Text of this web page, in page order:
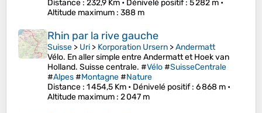
Distance : 232,9 Km • Dénivelé positif: 5 282 m •
Altitude maximum : 388 m
Rhin par la rive gauche
Suisse > Uri > Korporation Ursern >Andermatt
Vélo. En aller simple entre Andermatt et Hoek van
Holland. Suisse centrale. #Vélo#SuisseCentrale
#Alpes#Montagne#Nature
Distance : 1 454,5 Km • Dénivelé positif: 6 868 m •
Altitude maximum : 2 047 m